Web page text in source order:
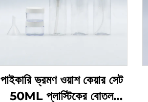
পাইকারি ভ্রমণ ওয়াশ কেয়ার সেট
50ML প্লাস্টিকের বোতল